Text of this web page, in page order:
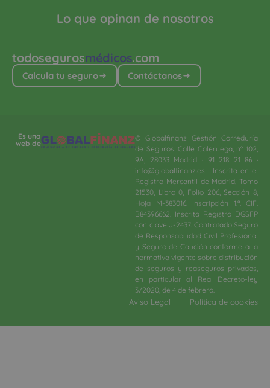
todosegurosmédicos.com
Calcula tu seguro Contáctanos
Lo que opinan de nosotros
Es una
web de
© Globalfinanz Gestión Correduría
de Seguros. Calle Caleruega, nº 102,
9A, 28033 Madrid · 91 218 21 86 ·
info@globalfinanz.es · Inscrita en el
Registro Mercantil de Madrid, Tomo
21530, Libro 0, Folio 206, Sección 8,
Hoja M-383016. Inscripción 1.ª. CIF.
B84396662. Inscrita Registro DGSFP
con clave J-2437. Contratado Seguro
de Responsabilidad Civil Profesional
y Seguro de Caución conforme a la
normativa vigente sobre distribución
de seguros y reaseguros privados,
en particular al Real Decreto-ley
3/2020, de 4 de febrero.​
Aviso Legal Política de cookies